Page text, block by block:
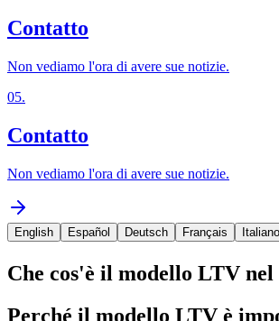
Contatto
Non vediamo l'ora di avere sue notizie.
05.
Contatto
Non vediamo l'ora di avere sue notizie.
English Español Deutsch Français Italiano
Che cos'è il modello LTV
Perché il modello LTV è